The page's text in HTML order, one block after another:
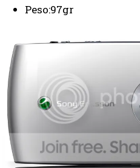
Peso:97gr